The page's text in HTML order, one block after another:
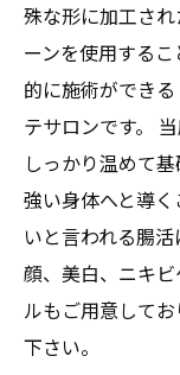
殊な形に加工さ
ーンを使用する
的に施術ができ
テサロンです。
しっかり温めて
強い身体へと導
いと言われる腸
顔、美白、ニキ
ルもご用意して
下さい。